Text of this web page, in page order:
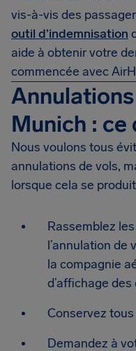
vis-à-vis des
outil d’indemnisation
aide à obtenir votre
commencée avec
Munich :
Nous voulons tous
annulations de vols,
lorsque cela se
Rassemblez
l’annulation de
la compagnie
d’affichage
Conservez
Demandez à